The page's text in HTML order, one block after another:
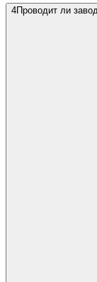
4Проводит ли